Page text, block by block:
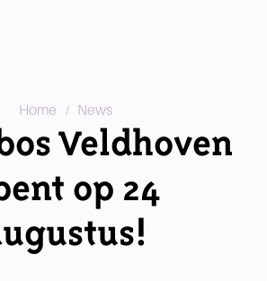
Home / News
Veldhoven
op 24